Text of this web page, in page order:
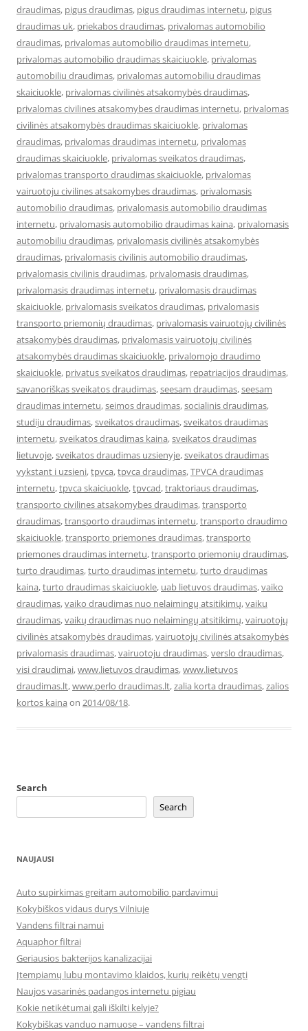
draudimas, pigus draudimas, pigus draudimas internetu, pigus
draudimas uk, priekabos draudimas, privalomas automobilio
draudimas, privalomas automobilio draudimas internetu,
privalomas automobilio draudimas skaiciuokle, privalomas
automobiliu draudimas, privalomas automobiliu draudimas
skaiciuokle, privalomas civilinės atsakomybės draudimas,
privalomas civilines atsakomybes draudimas internetu, privalomas
civilinės atsakomybės draudimas skaiciuokle, privalomas
draudimas, privalomas draudimas internetu, privalomas
draudimas skaiciuokle, privalomas sveikatos draudimas,
privalomas transporto draudimas skaiciuokle, privalomas
vairuotoju civilines atsakomybes draudimas, privalomasis
automobilio draudimas, privalomasis automobilio draudimas
internetu, privalomasis automobilio draudimas kaina, privalomasis
automobiliu draudimas, privalomasis civilinės atsakomybės
draudimas, privalomasis civilinis automobilio draudimas,
privalomasis civilinis draudimas, privalomasis draudimas,
privalomasis draudimas internetu, privalomasis draudimas
skaiciuokle, privalomasis sveikatos draudimas, privalomasis
transporto priemonių draudimas, privalomasis vairuotojų civilinės
atsakomybės draudimas, privalomasis vairuotojų civilinės
atsakomybės draudimas skaiciuokle, privalomojo draudimo
skaiciuokle, privatus sveikatos draudimas, repatriacijos draudimas,
savanoriškas sveikatos draudimas,seesam draudimas,seesam
draudimas internetu,seimos draudimas,socialinis draudimas,
studiju draudimas,sveikatos draudimas,sveikatos draudimas
internetu,sveikatos draudimas kaina,sveikatos draudimas
lietuvoje,sveikatos draudimas uzsienyje,sveikatos draudimas
vykstant i uzsieni,tpvca,tpvca draudimas,TPVCA draudimas
internetu,tpvca skaiciuokle,tpvcad,traktoriaus draudimas,
transporto civilines atsakomybes draudimas,transporto
draudimas,transporto draudimas internetu,transporto draudimo
skaiciuokle,transporto priemones draudimas,transporto
priemones draudimas internetu,transporto priemonių draudimas,
turto draudimas,turto draudimas internetu,turto draudimas
kaina,turto draudimas skaiciuokle, uab lietuvos draudimas,vaiko
draudimas,vaiko draudimas nuo nelaimingų atsitikimų,vaiku
draudimas,vaikų draudimas nuo nelaimingų atsitikimų,vairuotojų
civilinės atsakomybės draudimas,vairuotojų civilinės atsakomybės
privalomasis draudimas,vairuotoju draudimas,verslo draudimas,
visi draudimai,www.lietuvos draudimas,www.lietuvos
draudimas.lt,www.perlo draudimas.lt,zalia korta draudimas,zalios
kortos kaina on 2014/08/18.
Search
Search
NAUJAUSI
Auto supirkimas greitam automobilio pardavimui
Kokybiškos vidaus durys Vilniuje
Vandens filtrai namui
Aquaphor filtrai
Geriausios bakterijos kanalizacijai
Įtempiamų lubų montavimo klaidos, kurių reikėtų vengti
Naujos vasarinės padangos internetu pigiau
Kokie netikėtumai gali iškilti kelyje?
Kokybiškas vanduo namuose – vandens filtrai